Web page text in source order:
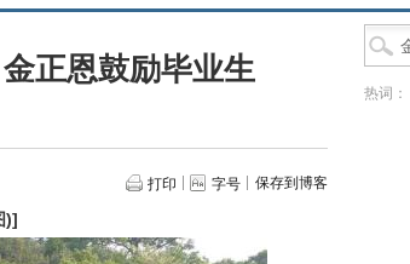
正恩鼓励毕业生
打印 字号 保存到博客
)]
热词：